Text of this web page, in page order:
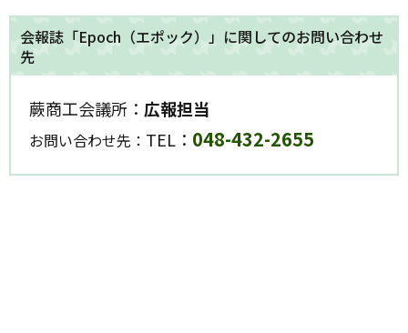
会報誌「Epoch（エポック）」に関してのお問い合わせ
先
蕨商工会議所： 広報担当
お問い合わせ先： TEL： 048-432-2655